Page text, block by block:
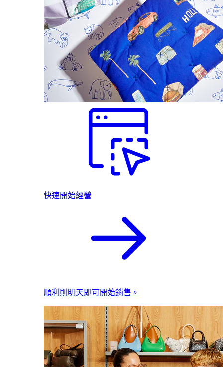
快速開始經營
順利則明天即可開始銷售。